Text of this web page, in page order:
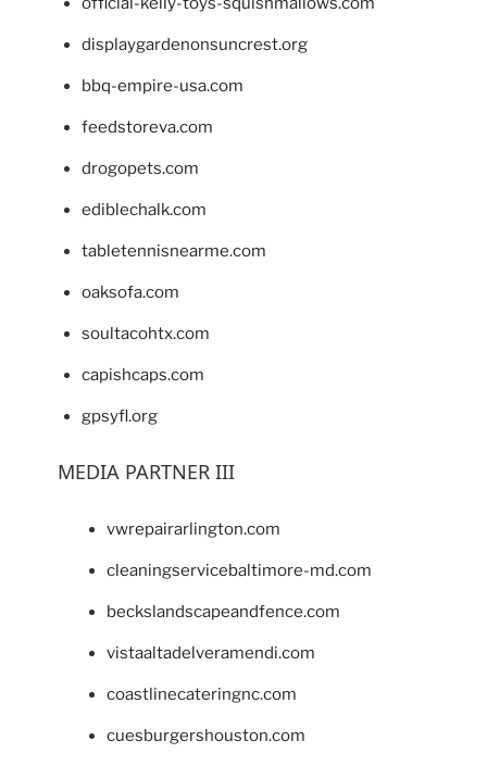
displaygardenonsuncrest.org
bbq-empire-usa.com
feedstoreva.com
drogopets.com
ediblechalk.com
tabletennisnearme.com
oaksofa.com
soultacohtx.com
capishcaps.com
gpsyfl.org
MEDIA PARTNER III
vwrepairarlington.com
cleaningservicebaltimore-md.com
beckslandscapeandfence.com
vistaaltadelveramendi.com
coastlinecateringnc.com
cuesburgershouston.com